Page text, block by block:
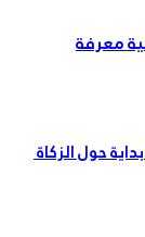
حول الزكاة